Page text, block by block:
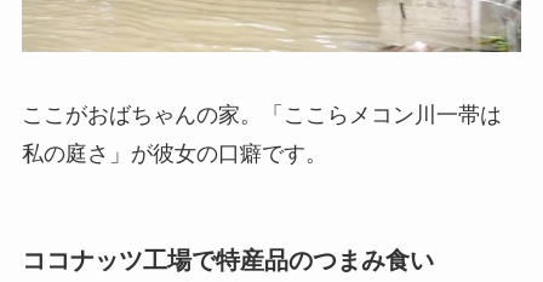
ここがおばちゃんの家。「ここらメコン川一帯は
私の庭さ」が彼女の口癖です。
ココナッツ工場で特産品のつまみ食い